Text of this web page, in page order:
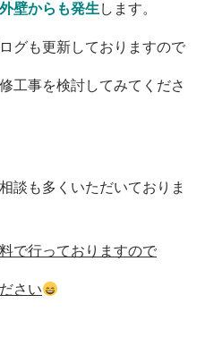
壁からも発生 します。
グも更新しておりますので
工事を検討してみてくださ
談も多くいただいておりま
で行っておりますので
さい